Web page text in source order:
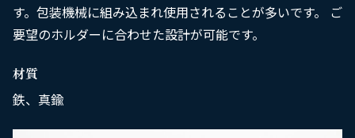
お問い合わせ
す。包装機械に組み込まれ使用されることが多いです。 ご
要望のホルダーに合わせた設計が可能です。
材質
鉄、真鍮